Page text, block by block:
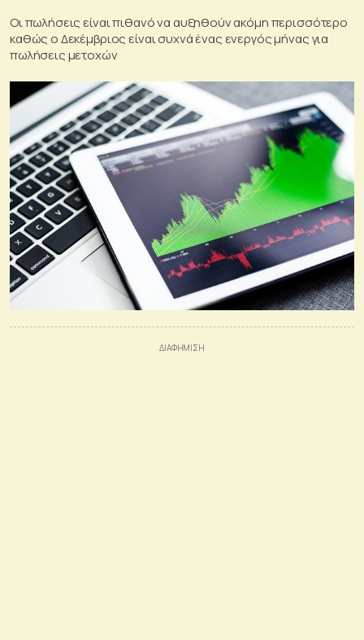
Οι πωλήσεις είναι πιθανό να αυξηθούν ακόμη περισσότερο
καθώς ο Δεκέμβριος είναι συχνά ένας ενεργός μήνας για
πωλήσεις μετοχών